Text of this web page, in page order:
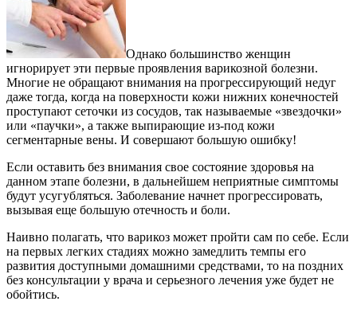
Однако большинство женщин
игнорирует эти первые проявления варикозной болезни.
Многие не обращают внимания на прогрессирующий недуг
даже тогда, когда на поверхности кожи нижних конечностей
проступают сеточки из сосудов, так называемые «звездочки»
или «паучки», а также выпирающие из-под кожи
сегментарные вены. И совершают большую ошибку!
Если оставить без внимания свое состояние здоровья на
данном этапе болезни, в дальнейшем неприятные симптомы
будут усугубляться. Заболевание начнет прогрессировать,
вызывая еще большую отечность и боли.
Наивно полагать, что варикоз может пройти сам по себе. Если
на первых легких стадиях можно замедлить темпы его
развития доступными домашними средствами, то на поздних
без консультации у врача и серьезного лечения уже будет не
обойтись.